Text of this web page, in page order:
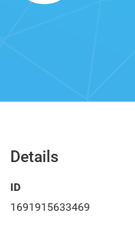
Details
ID
1691915633469